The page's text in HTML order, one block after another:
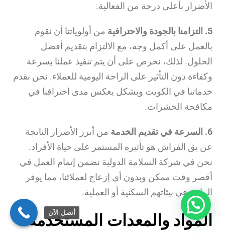
الأضرار بأعلى درجة من الفعالية.
5. التزامنا بالجودة والاحترافية
من أولوياتنا أن نقوم
بالعمل على أكمل وجه، مع الالتزام بتقديم أفضل
الحلول. لذلك، نحرص على أن يتم تنفيذ عملنا بسرعة
وكفاءة دون التأثير على الراحة اليومية للعملاء. نحن نقدم
خدماتنا في الكويت وبشكل يعكس مدى احترافنا في
مكافحة الحشرات.
6. السرعة في تقديم الخدمة
من أبرز الأضرار الناتجة
عن بق الفراش هو تأثيره المستمر على حياة الأفراد.
نحن في شركة السلامة الدولية نضمن إتمام العمل في
أقصر وقت ممكن وبدون أي إزعاج لعملائنا، مما يوفر
الراحة في بيئاتهم السكنية أو العملية.
المواد والمعدات المستخدمة
أتصل الآن